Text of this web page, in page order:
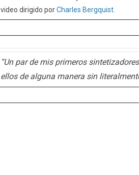
video dirigido porCharles Bergquist
“Un par de mis primeros
ellos de alguna manera sin